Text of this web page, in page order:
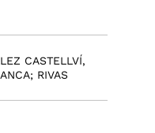
CASTELLVÍ,
RIVAS